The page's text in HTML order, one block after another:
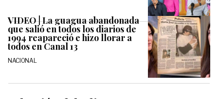
VIDEO | La guagua abandonada
que salió en todos los diarios de
1994 reapareció e hizo llorar a
todos en Canal 13
NACIONAL